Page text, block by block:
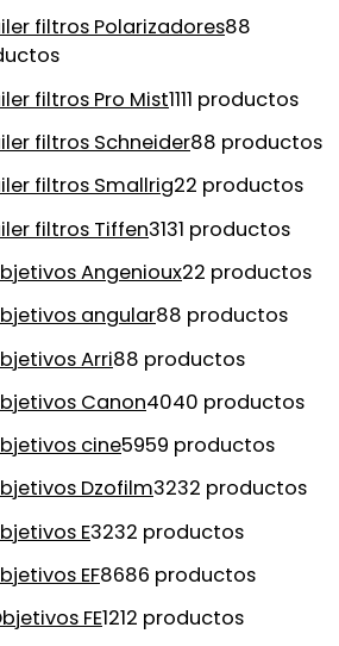
filtros Polarizadores88
filtros Pro Mist1111 productos
filtros Schneider88 productos
filtros Smallrig22 productos
filtros Tiffen3131 productos
Angenioux22 productos
angular88 productos
Arri88 productos
Canon4040 productos
cine5959 productos
Dzofilm3232 productos
E3232 productos
EF8686 productos
FE1212 productos